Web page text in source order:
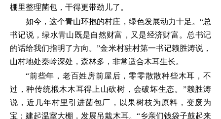
棚里整理菌包，干得更带劲儿了。
如今，这个青山环抱的村庄，绿色发展动力十足。“总
书记说，绿水青山既是自然财富，又是经济财富。总书记
的话给我们指明了方向。”金米村驻村第一书记赖胜涛说，
山村地处秦岭深处，森林多，非常适合木耳生长。
“前些年，老百姓房前屋后，零零散散种些木耳，不
过，种传统椴木木耳得上山砍树，会破坏生态。”赖胜涛
说，近几年村里引进菌包厂，以果树枝为原料，变废为
宝；建起温室大棚，发展吊栽木耳。“乡亲们钱袋子鼓起来